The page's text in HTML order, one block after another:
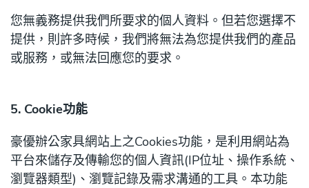
您無義務提供我們所要求的個人資料。但若您選擇不
提供，則許多時候，我們將無法為您提供我們的產品
或服務，或無法回應您的要求。
5. Cookie功能
豪優辦公家具網站上之Cookies功能，是利用網站為
平台來儲存及傳輸您的個人資訊(IP位址、操作系統、
瀏覽器類型)、瀏覽記錄及需求溝通的工具。本功能